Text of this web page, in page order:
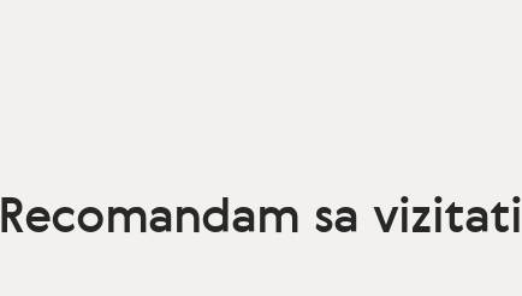
Recomandam sa vizitati